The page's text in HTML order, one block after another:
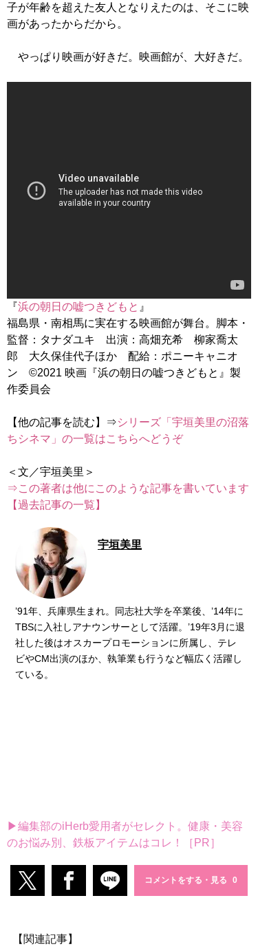
子が年齢を超えた友人となりえたのは、そこに映
画があったからだから。
やっぱり映画が好きだ。映画館が、大好きだ。
『浜の朝日の嘘つきどもと 』
福島県・南相馬に実在する映画館が舞台。脚本・
監督：タナダユキ 出演：高畑充希 柳家喬太
郎 大久保佳代子ほか 配給：ポニーキャニオ
ン ©2021 映画『浜の朝日の嘘つきどもと』製
作委員会
【他の記事を読む】⇒シリーズ「宇垣美里の沼落
ちシネマ」の一覧はこちらへどうぞ
⇒この著者は他にこのような記事を書いています
【過去記事の一覧】
宇垣美里
’91年、兵庫県生まれ。同志社大学を卒業後、’14年に
TBSに入社しアナウンサーとして活躍。’19年3月に退
社した後はオスカープロモーションに所属し、テレ
ビやCM出演のほか、執筆業も行うなど幅広く活躍し
ている。
▶編集部のiHerb愛用者がセレクト。健康・美容
のお悩み別、鉄板アイテムはコレ！［PR］
コメントをする・見る
【関連記事】